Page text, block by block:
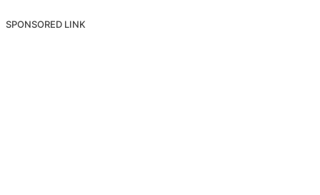
SPONSORED LINK